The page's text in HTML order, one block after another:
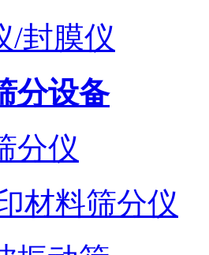
/封膜仪
分设备
分仪
材料筛分仪